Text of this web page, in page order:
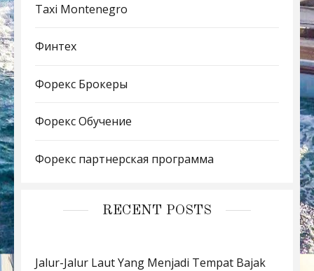
Taxi Montenegro
Финтех
Форекс Брокеры
Форекс Обучение
Форекс партнерская программа
RECENT POSTS
Jalur-Jalur Laut Yang Menjadi Tempat Bajak